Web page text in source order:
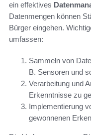
ein effektives
Datenmengen können
Bürger eingehen.
umfassen:
Sammeln von
B. Sensoren und
Verarbeitung und
Erkenntnisse zu
Implementierung
gewonnenen